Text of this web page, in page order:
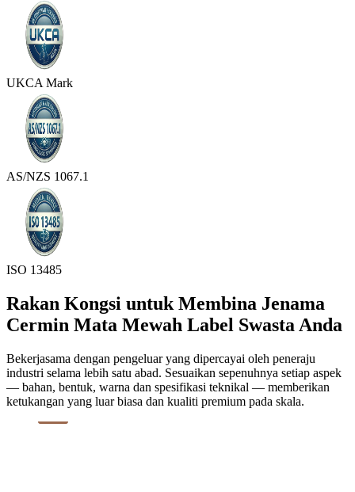
UKCA Mark
AS/NZS 1067.1
ISO 13485
Rakan Kongsi untuk Membina Jenama
Cermin Mata Mewah Label Swasta Anda
Bekerjasama dengan pengeluar yang dipercayai oleh peneraju
industri selama lebih satu abad. Sesuaikan sepenuhnya setiap aspek
— bahan, bentuk, warna dan spesifikasi teknikal — memberikan
ketukangan yang luar biasa dan kualiti premium pada skala.